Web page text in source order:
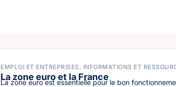
EMPLOI ET ENTREPRISES , INFORMATIONS ET
La zone euro et la France
La zone euro est essentielle pour le bon